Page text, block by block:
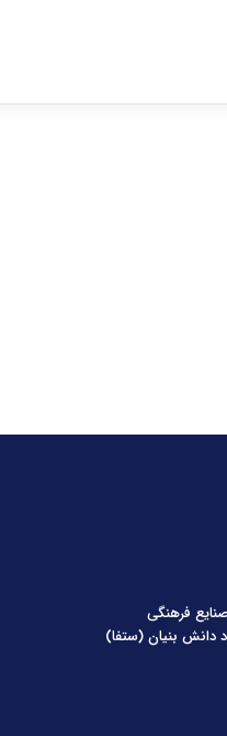
فرهنگی
دانش بنیان (ستفا)